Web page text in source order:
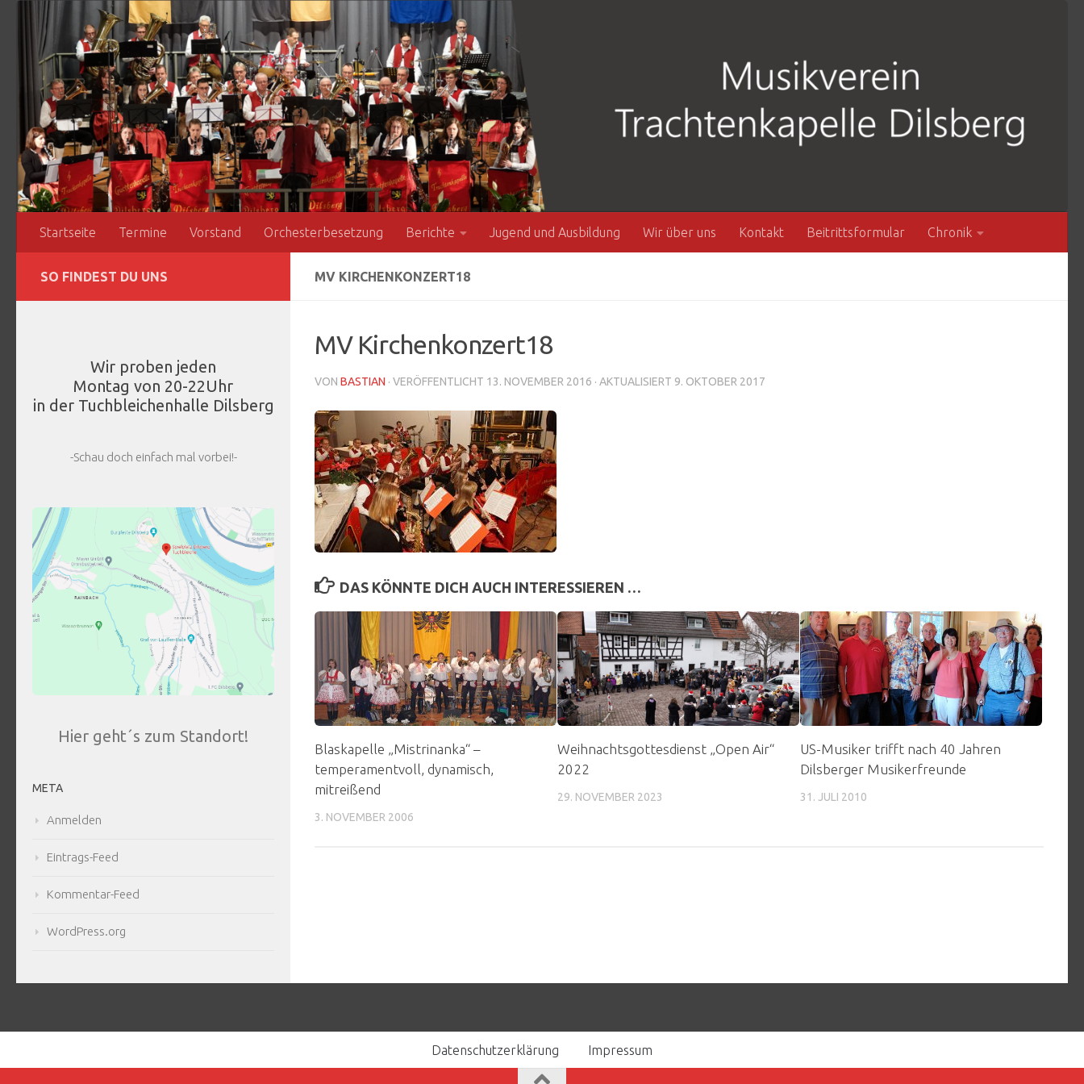
Zum Inhalt springen
Startseite Termine Vorstand Orchesterbesetzung Berichte Jugend und Ausbildung Wir über uns Kontakt Beitrittsformular Chronik
MV KIRCHENKONZERT18
MV Kirchenkonzert18
VON BASTIAN · VERÖFFENTLICHT 13. NOVEMBER 2016 · AKTUALISIERT 9. OKTOBER 2017
DAS KÖNNTE DICH AUCH INTERESSIEREN …
Blaskapelle „Mistrinanka“ –
temperamentvoll, dynamisch,
mitreißend
3. NOVEMBER 2006
Weihnachtsgottesdienst „Open Air“
2022
29. NOVEMBER 2023
US-Musiker trifft nach 40 Jahren
Dilsberger Musikerfreunde
31. JULI 2010
SO FINDEST DU UNS
Wir proben jeden
Montag von 20-22Uhr
in der Tuchbleichenhalle Dilsberg
-Schau doch einfach mal vorbei!-
Hier geht´s zum Standort!
META
Anmelden
Eintrags-Feed
Kommentar-Feed
WordPress.org
Datenschutzerklärung Impressum